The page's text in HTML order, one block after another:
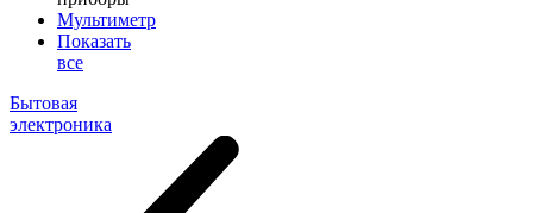
Мультиметр
Показать
все
Бытовая
электроника